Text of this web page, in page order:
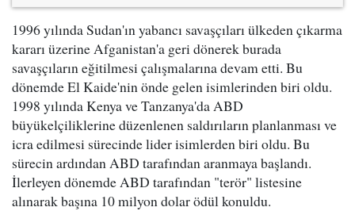
1996 yılında Sudan'ın yabancı savaşçıları ülkeden çıkarma
kararı üzerine Afganistan'a geri dönerek burada
savaşçıların eğitilmesi çalışmalarına devam etti. Bu
dönemde El Kaide'nin önde gelen isimlerinden biri oldu.
1998 yılında Kenya ve Tanzanya'da ABD
büyükelçiliklerine düzenlenen saldırıların planlanması ve
icra edilmesi sürecinde lider isimlerden biri oldu. Bu
sürecin ardından ABD tarafından aranmaya başlandı.
İlerleyen dönemde ABD tarafından "terör" listesine
alınarak başına 10 milyon dolar ödül konuldu.